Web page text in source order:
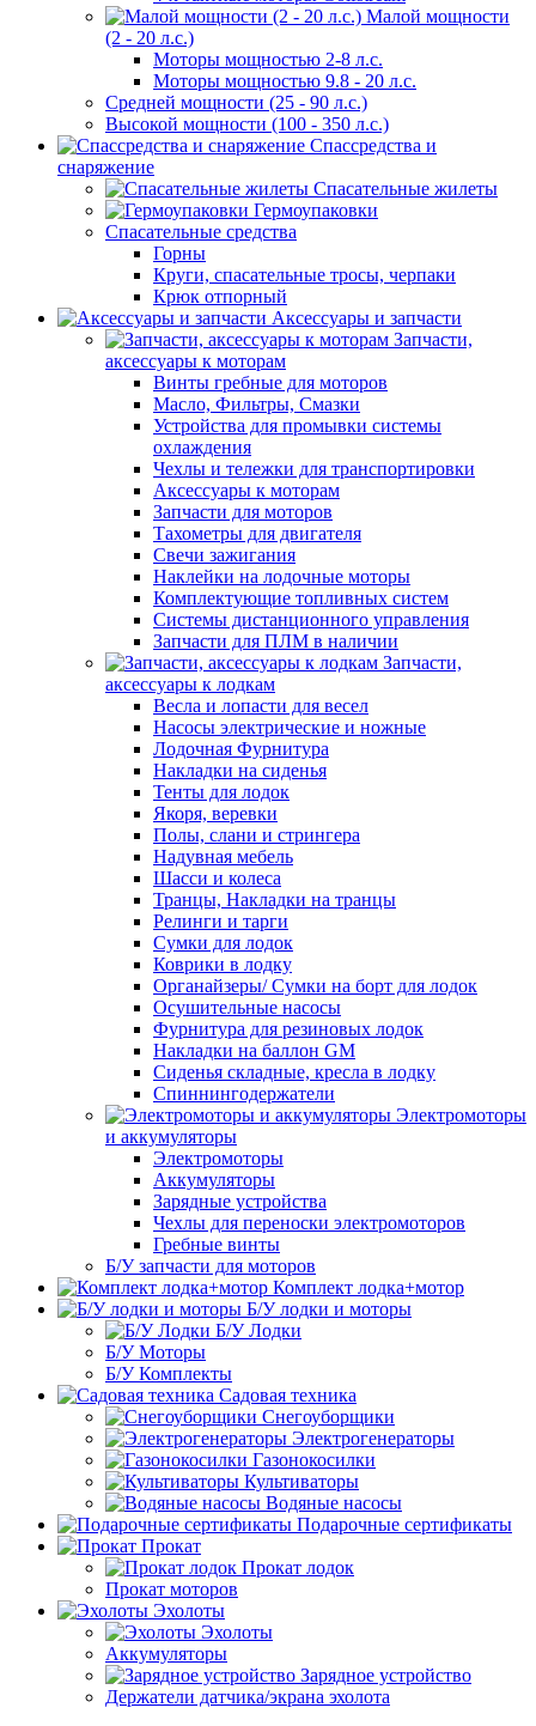
Малой мощности
(2 - 20 л.с.)
Моторы мощностью 2-8 л.с.
Моторы мощностью 9.8 - 20 л.с.
Средней мощности (25 - 90 л.с.)
Высокой мощности (100 - 350 л.с.)
Спассредства и
снаряжение
Спасательные жилеты
Гермоупаковки
Спасательные средства
Горны
Круги, спасательные тросы, черпаки
Крюк отпорный
Аксессуары и запчасти
Запчасти,
аксессуары к моторам
Винты гребные для моторов
Масло, Фильтры, Смазки
Устройства для промывки системы
охлаждения
Чехлы и тележки для транспортировки
Аксессуары к моторам
Запчасти для моторов
Тахометры для двигателя
Свечи зажигания
Наклейки на лодочные моторы
Комплектующие топливных систем
Системы дистанционного управления
Запчасти для ПЛМ в наличии
Запчасти,
аксессуары к лодкам
Весла и лопасти для весел
Насосы электрические и ножные
Лодочная Фурнитура
Накладки на сиденья
Тенты для лодок
Якоря, веревки
Полы, слани и стрингера
Надувная мебель
Шасси и колеса
Транцы, Накладки на транцы
Релинги и тарги
Сумки для лодок
Коврики в лодку
Органайзеры/ Сумки на борт для лодок
Осушительные насосы
Фурнитура для резиновых лодок
Накладки на баллон GM
Сиденья складные, кресла в лодку
Спиннингодержатели
Электромоторы
и аккумуляторы
Электромоторы
Аккумуляторы
Зарядные устройства
Чехлы для переноски электромоторов
Гребные винты
Б/У запчасти для моторов
Комплект лодка+мотор
Б/У лодки и моторы
Б/У Лодки
Б/У Моторы
Б/У Комплекты
Садовая техника
Снегоуборщики
Электрогенераторы
Газонокосилки
Культиваторы
Водяные насосы
Подарочные сертификаты
Прокат
Прокат лодок
Прокат моторов
Эхолоты
Эхолоты
Аккумуляторы
Зарядное устройство
Держатели датчика/экрана эхолота